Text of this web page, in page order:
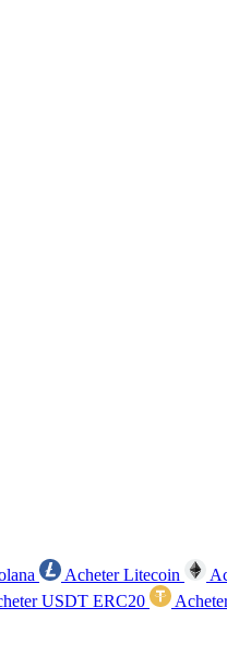
Acheter Litecoin
USDT ERC20